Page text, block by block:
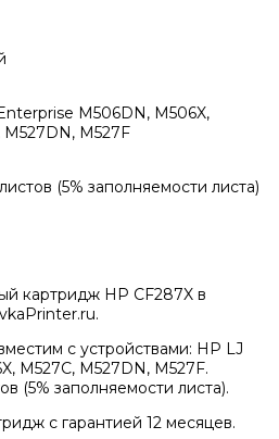
M506DN, M506X,
M527DN, M527F
(5% заполняемости листа)
картридж HP CF287X в
с устройствами: HP LJ
M527C, M527DN, M527F.
(5% заполняемости листа).
с гарантией 12 месяцев.